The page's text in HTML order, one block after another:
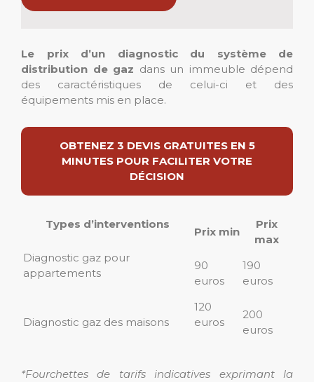
Le prix d’un diagnostic du système de
distribution de gaz dans un immeuble dépend
des caractéristiques de celui-ci et des
équipements mis en place.
OBTENEZ 3 DEVIS GRATUITES EN 5
MINUTES POUR FACILITER VOTRE
DÉCISION
Types d’interventions
Prix min
Prix
max
Diagnostic gaz pour
appartements
90
euros
190
euros
Diagnostic gaz des maisons
120
euros
200
euros
*Fourchettes de tarifs indicatives exprimant la